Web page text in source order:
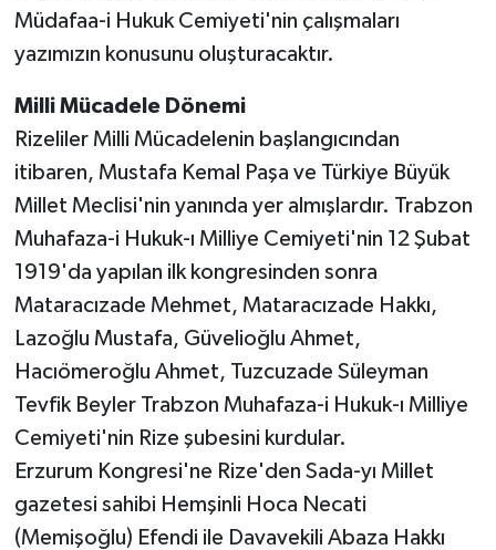
Müdafaa-i Hukuk Cemiyeti'nin çalışmaları
yazımızın konusunu oluşturacaktır.
Milli Mücadele Dönemi
Rizeliler Milli Mücadelenin başlangıcından
itibaren, Mustafa Kemal Paşa ve Türkiye Büyük
Millet Meclisi'nin yanında yer almışlardır. Trabzon
Muhafaza-i Hukuk-ı Milliye Cemiyeti'nin 12 Şubat
1919'da yapılan ilk kongresinden sonra
Mataracızade Mehmet, Mataracızade Hakkı,
Lazoğlu Mustafa, Güvelioğlu Ahmet,
Hacıömeroğlu Ahmet, Tuzcuzade Süleyman
Tevfik Beyler Trabzon Muhafaza-i Hukuk-ı Milliye
Cemiyeti'nin Rize şubesini kurdular.
Erzurum Kongresi'ne Rize'den Sada-yı Millet
gazetesi sahibi Hemşinli Hoca Necati
(Memişoğlu) Efendi ile Davavekili Abaza Hakkı